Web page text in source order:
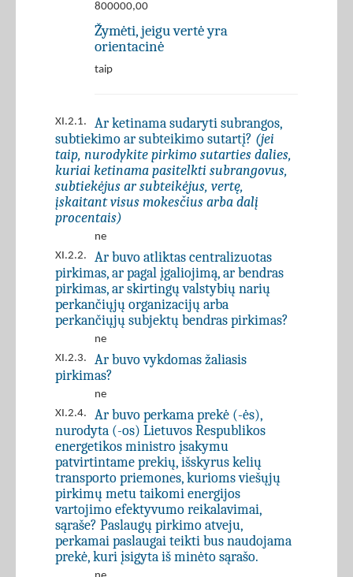
800000,00
Žymėti, jeigu vertė yra
orientacinė
taip
XI.2.1.
Ar ketinama sudaryti subrangos,
subtiekimo ar subteikimo sutartį? (jei
taip, nurodykite pirkimo sutarties dalies,
kuriai ketinama pasitelkti subrangovus,
subtiekėjus ar subteikėjus, vertę,
įskaitant visus mokesčius arba dalį
procentais)
ne
XI.2.2.
Ar buvo atliktas centralizuotas
pirkimas, ar pagal įgaliojimą, ar bendras
pirkimas, ar skirtingų valstybių narių
perkančiųjų organizacijų arba
perkančiųjų subjektų bendras pirkimas?
ne
XI.2.3.
Ar buvo vykdomas žaliasis
pirkimas?
ne
XI.2.4.
Ar buvo perkama prekė (-ės),
nurodyta (-os) Lietuvos Respublikos
energetikos ministro įsakymu
patvirtintame prekių, išskyrus kelių
transporto priemones, kurioms viešųjų
pirkimų metu taikomi energijos
vartojimo efektyvumo reikalavimai,
sąraše? Paslaugų pirkimo atveju,
perkamai paslaugai teikti bus naudojama
prekė, kuri įsigyta iš minėto sąrašo.